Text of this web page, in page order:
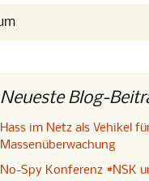
Neueste Blog-
Hass im Netz als Vehikel
Massenüberwachung
No-Spy Konferenz #NSK